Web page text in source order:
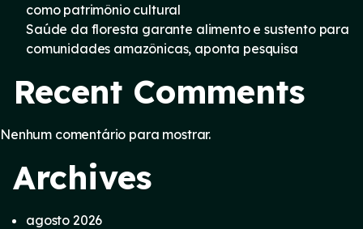
como patrimônio cultural
Saúde da floresta garante alimento e sustento para
comunidades amazônicas, aponta pesquisa
Recent Comments
Nenhum comentário para mostrar.
Archives
agosto 2026